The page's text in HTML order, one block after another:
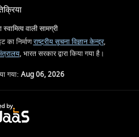
स्वामित्व वाली सामग्री
का निर्माणराष्ट्रीय सूचना विज्ञान केन्द्र,
, भारत सरकार द्वारा किया गया है।
गया: Aug 06, 2026